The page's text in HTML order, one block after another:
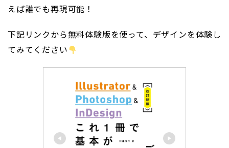
えば誰でも再現可能！
下記リンクから無料体験版を使って、デザインを体験し
てみてください